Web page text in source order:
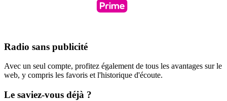
Radio sans publicité
Avec un seul compte, profitez également de tous les avantages sur le
web, y compris les favoris et l'historique d'écoute.
Le saviez-vous déjà ?